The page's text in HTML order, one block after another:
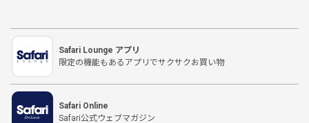
Safari Lounge アプリ
限定の機能もあるアプリでサクサクお買い物
Safari Online
Safari公式ウェブマガジン